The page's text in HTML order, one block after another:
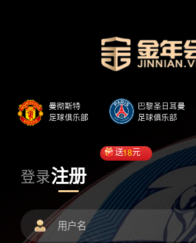
登录注册
送18元